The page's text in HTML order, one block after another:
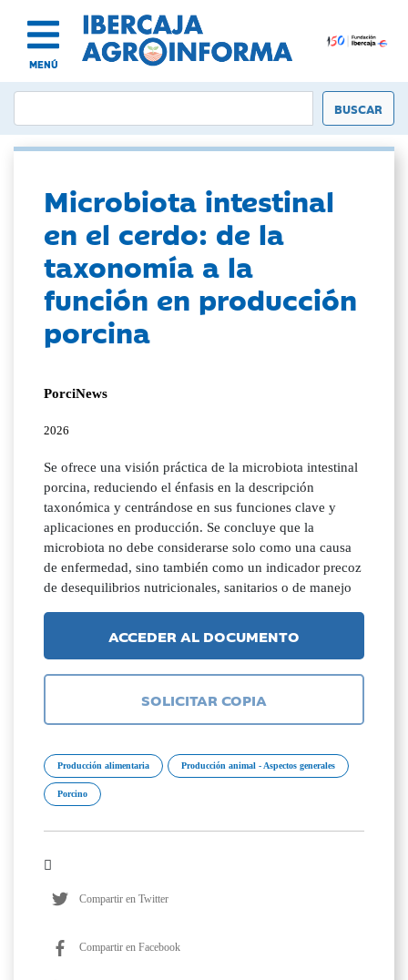
MENÚ
Microbiota intestinal
en el cerdo: de la
taxonomía a la
función en producción
porcina
PorciNews
2026
Se ofrece una visión práctica de la microbiota intestinal
porcina, reduciendo el énfasis en la descripción
taxonómica y centrándose en sus funciones clave y
aplicaciones en producción. Se concluye que la
microbiota no debe considerarse solo como una causa
de enfermedad, sino también como un indicador precoz
de desequilibrios nutricionales, sanitarios o de manejo
ACCEDER AL DOCUMENTO
SOLICITAR COPIA
Producción alimentaria Producción animal - Aspectos generales
Porcino
Compartir en Twitter
Compartir en Facebook